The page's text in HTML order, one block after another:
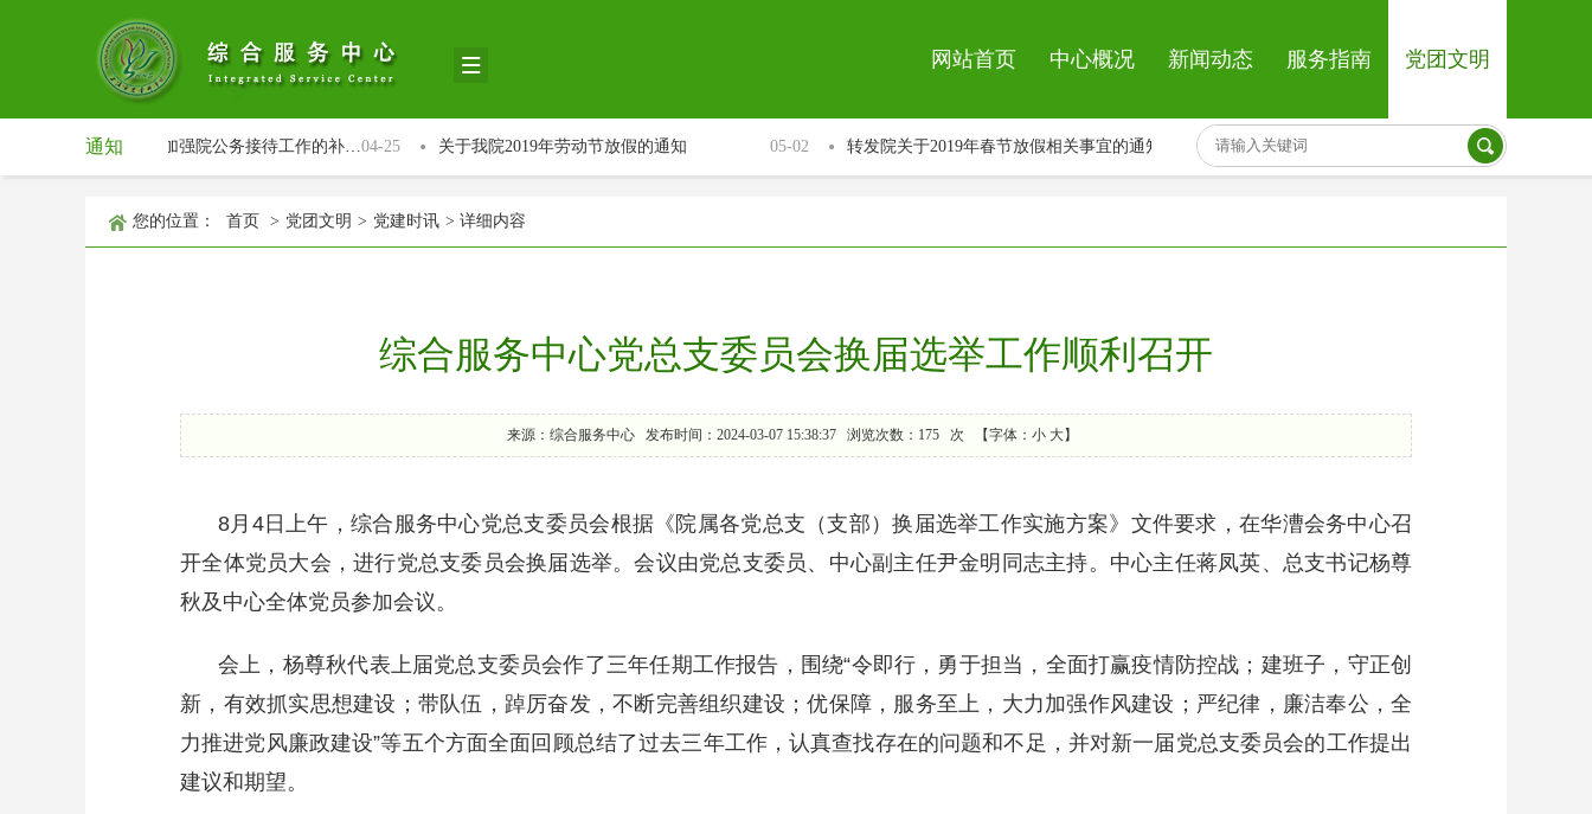
网站首页 中心概况 新闻动态 服务指南 党团文明
通知 04-25
关于进一步规范和加强院公务接待工作的补… 05-02
关于我院2019年劳动节放假的通知 01-30
转发院关于2019年春节放假相关事宜的通知 院内招聘启事
您的位置： 首页 > 党团文明 > 党建时讯 > 详细内容
综合服务中心党总支委员会换届选举工作顺利召开
来源：综合服务中心 发布时间：2024-03-07 15:38:37 浏览次数： 175 次 【字体： 小 大】
8月4日上午，综合服务中心党总支委员会根据《院属各党总支（支部）换届选举工作实施方案》文件要求，在华漕会务中心召
开全体党员大会，进行党总支委员会换届选举。会议由党总支委员、中心副主任尹金明同志主持。中心主任蒋凤英、总支书记杨尊
秋及中心全体党员参加会议。
会上，杨尊秋代表上届党总支委员会作了三年任期工作报告，围绕“令即行，勇于担当，全面打赢疫情防控战；建班子，守正创
新，有效抓实思想建设；带队伍，踔厉奋发，不断完善组织建设；优保障，服务至上，大力加强作风建设；严纪律，廉洁奉公，全
力推进党风廉政建设”等五个方面全面回顾总结了过去三年工作，认真查找存在的问题和不足，并对新一届党总支委员会的工作提出
建议和期望。